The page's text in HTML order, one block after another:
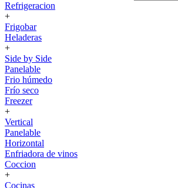
Refrigeracion
+
Frigobar
Heladeras
+
Side by Side
Panelable
Frio húmedo
Frío seco
Freezer
+
Vertical
Panelable
Horizontal
Enfriadora de vinos
Coccion
+
Cocinas